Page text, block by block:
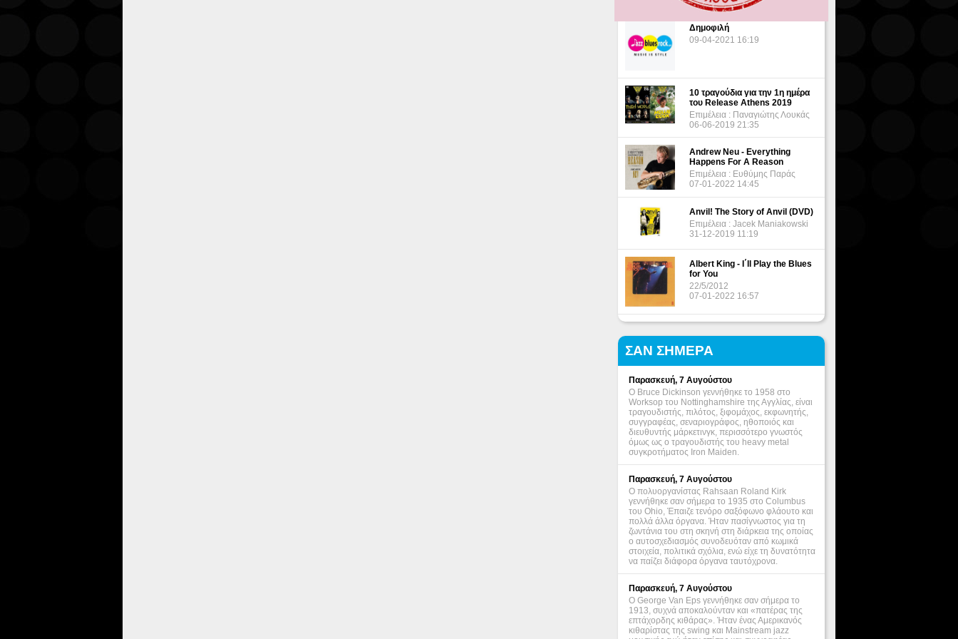
Δημοφιλή
09-04-2021 16:19
10 τραγούδια για την 1η ημέρα
του Release Athens 2019
Επιμέλεια : Παναγιώτης Λουκάς
06-06-2019 21:35
Andrew Neu - Everything
Happens For A Reason
Επιμέλεια : Ευθύμης Παράς
07-01-2022 14:45
Anvil! The Story of Anvil (DVD)
Επιμέλεια : Jacek Maniakowski
31-12-2019 11:19
Albert King - I΄ll Play the Blues
for You
22/5/2012
07-01-2022 16:57
ΣΑΝ ΣΗΜΕΡΑ
Παρασκευή, 7 Αυγούστου
Ο Bruce Dickinson γεννήθηκε το 1958 στο
Worksop του Nottinghamshire της Αγγλίας, είναι
τραγουδιστής, πιλότος, ξιφομάχος, εκφωνητής,
συγγραφέας, σεναριογράφος, ηθοποιός και
διευθυντής μάρκετινγκ, περισσότερο γνωστός
όμως ως ο τραγουδιστής του heavy metal
συγκροτήματος Iron Maiden.
Παρασκευή, 7 Αυγούστου
Ο πολυοργανίστας Rahsaan Roland Kirk
γεννήθηκε σαν σήμερα το 1935 στο Columbus
του Ohio, Έπαιζε τενόρο σαξόφωνο φλάουτο και
πολλά άλλα όργανα. Ήταν πασίγνωστος για τη
ζωντάνια του στη σκηνή στη διάρκεια της οποίας
ο αυτοσχεδιασμός συνοδευόταν από κωμικά
στοιχεία, πολιτικά σχόλια, ενώ είχε τη δυνατότητα
να παίζει διάφορα όργανα ταυτόχρονα.
Παρασκευή, 7 Αυγούστου
Ο George Van Eps γεννήθηκε σαν σήμερα το
1913, συχνά αποκαλούνταν και «πατέρας της
επτάχορδης κιθάρας». Ήταν ένας Αμερικανός
κιθαρίστας της swing και Mainstream jazz